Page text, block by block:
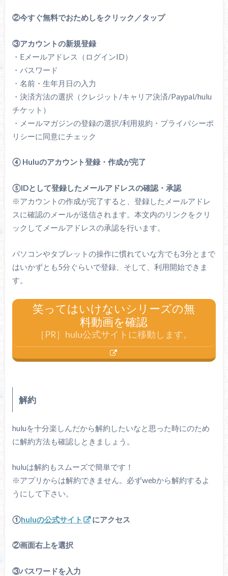
②今すぐ無料でおためしをクリック／タップ
③アカウントの新規登録
・Eメールアドレス（ログインID）
・パスワード
・名前・生年月日の入力
・決済方法の選択（クレジット/キャリア決済/Paypal/hulu
チケット）
・メールマガジンの登録の選択/利用規約・プライバシーポ
リシーに同意にチェック
④ Huluのアカウント登録・作成が完了
⑤IDとして登録したメールアドレスの確認・承認
※アカウントの作成が完了すると、登録したメールアドレ
スに確認のメールが送信されます。本文内のリンクをクリ
ックしてメールアドレスの承認を行います。
パソコンやタブレットの操作に慣れていな方でも3分とまで
はいかずとも5分ぐらいで登録、そして、利用開始できま
す。
笑ってはいけないシリーズの無
料動画を確認
［PR］hulu公式サイトに移動します。
解約
huluを十分楽しんだから解約したいなと思った時にのため
に解約方法も確認しときましょう。
huluは解約もスムーズで簡単です！
※アプリからは解約できません。必ずwebから解約するよ
うにして下さい。
①huluの公式サイト にアクセス
②画面右上を選択
③パスワードを入力